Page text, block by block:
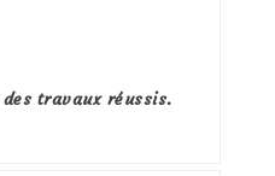
travaux réussis.